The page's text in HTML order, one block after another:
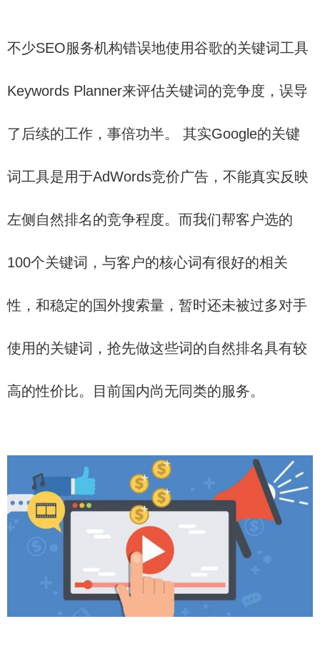
不少SEO服务机构错误地使用谷歌的关键词工具
Keywords Planner来评估关键词的竞争度，误导
了后续的工作，事倍功半。 其实Google的关键
词工具是用于AdWords竞价广告，不能真实反映
左侧自然排名的竞争程度。而我们帮客户选的
100个关键词，与客户的核心词有很好的相关
性，和稳定的国外搜索量，暂时还未被过多对手
使用的关键词，抢先做这些词的自然排名具有较
高的性价比。目前国内尚无同类的服务。